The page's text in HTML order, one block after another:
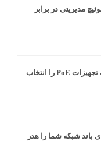
مدیریتی در برابر
PSE در شبکه چیست و چگونه تجهیزات PoE را انتخاب
پهنای باند شبکه شما را هدر